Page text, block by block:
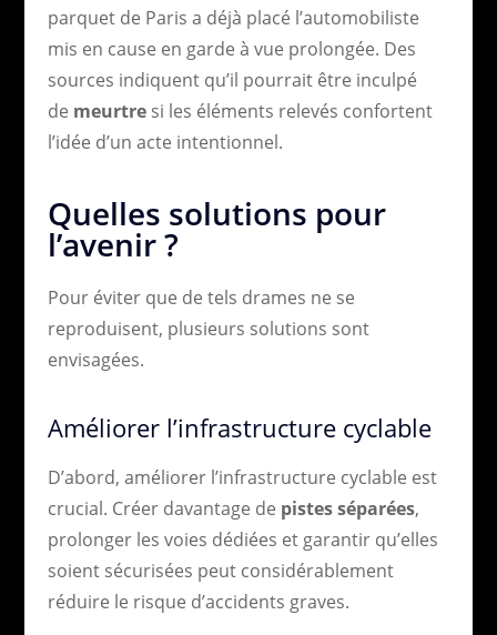
parquet de Paris a déjà placé l’automobiliste
mis en cause en garde à vue prolongée. Des
sources indiquent qu’il pourrait être inculpé
de meurtresi les éléments relevés confortent
l’idée d’un acte intentionnel.
Quelles solutions pour
l’avenir ?
Pour éviter que de tels drames ne se
reproduisent, plusieurs solutions sont
envisagées.
Améliorer l’infrastructure cyclable
D’abord, améliorer l’infrastructure cyclable est
crucial. Créer davantage de pistes séparées,
prolonger les voies dédiées et garantir qu’elles
soient sécurisées peut considérablement
réduire le risque d’accidents graves.